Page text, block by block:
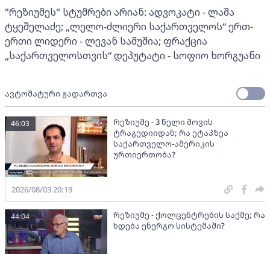
"რეზიუმეს" სტუმრები არიან: ადვოკატი - ლაშა
ტყეშელაძე; „ლელო-ძლიერი საქართველოს“ ერთ-
ერთი ლიდერი - ლევან სამუშია; ფრაქცია
„საქართველოსთვის“ დეპუტატი - სოფიო ხორგუანი
ავტომატური გადართვა
რეზიუმე - 3 წელი შოვის
ტრაგედიიდან; რა ეტაპზეა
საქართველო-ამერიკის
ურთიერთობა?
46:03
2026/08/03 20:19
რეზიუმე - ქოლცენტრების საქმე; რა
ხდება ენერგო სისტემაში?
44:04